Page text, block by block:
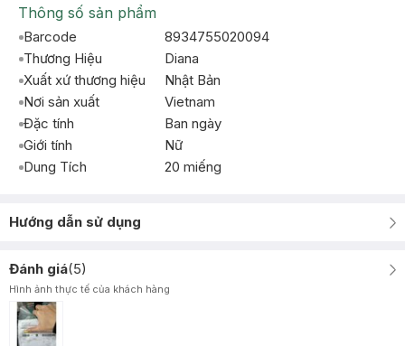
Thông số sản phẩm
Barcode
8934755020094
Thương Hiệu
Diana
Xuất xứ thương hiệu
Nhật Bản
Nơi sản xuất
Vietnam
Đặc tính
Ban ngày
Giới tính
Nữ
Dung Tích
20 miếng
Hướng dẫn sử dụng
Đánh giá(5)
Hình ảnh thực tế của khách hàng